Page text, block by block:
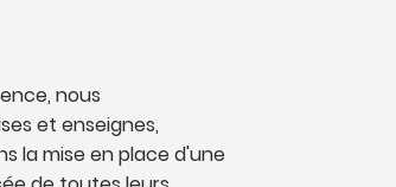
nous
et enseignes,
la mise en place d'une